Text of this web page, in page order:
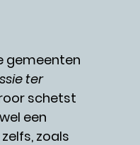
gemeenten
ter
schetst
een
zoals